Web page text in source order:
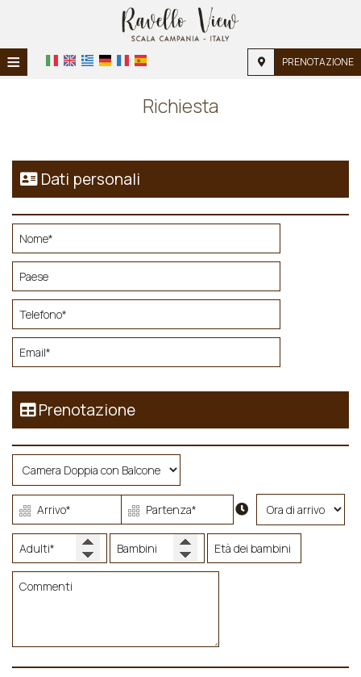
≡ PRENOTAZIONE
ALLOGGIO
GALLERIA FOTOGRAFICA
Richiesta
Dati personali
Prenotazione